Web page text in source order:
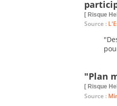
[ Risque
Source :
"Plan
[ Risque
Source :